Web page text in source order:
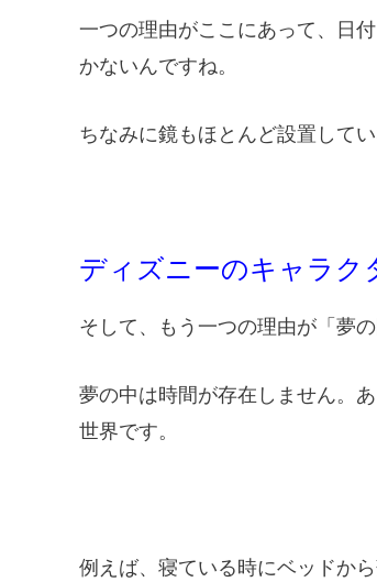
一つの理由がここにあって、日
かないんですね。
ちなみに鏡もほとんど設置してい
ディズニーのキャラク
そして、もう一つの理由が「夢
夢の中は時間が存在しません。
世界です。
例えば、寝ている時にベッドか